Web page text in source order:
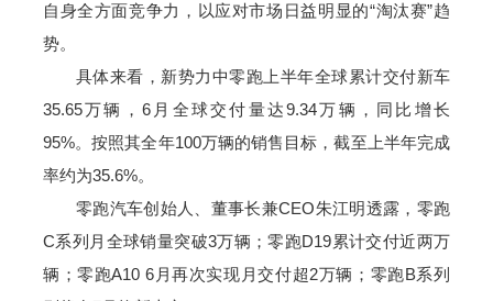
自身全方面竞争力，以应对市场日益明显的“淘汰赛”趋
势。
具体来看，新势力中零跑上半年全球累计交付新车
35.65万辆，6月全球交付量达9.34万辆，同比增长
95%。按照其全年100万辆的销售目标，截至上半年完成
率约为35.6%。
零跑汽车创始人、董事长兼CEO朱江明透露，零跑
C系列月全球销量突破3万辆；零跑D19累计交付近两万
辆；零跑A10 6月再次实现月交付超2万辆；零跑B系列